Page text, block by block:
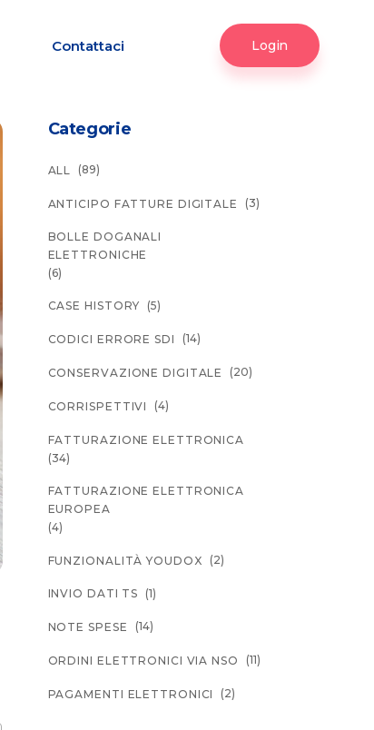
Contattaci Login
Categorie
ALL (89)
ANTICIPO FATTURE DIGITALE (3)
BOLLE DOGANALI
ELETTRONICHE
(6)
CASE HISTORY (5)
CODICI ERRORE SDI (14)
CONSERVAZIONE DIGITALE (20)
CORRISPETTIVI (4)
FATTURAZIONE ELETTRONICA
(34)
FATTURAZIONE ELETTRONICA
EUROPEA
(4)
FUNZIONALITÀ YOUDOX (2)
INVIO DATI TS (1)
NOTE SPESE (14)
ORDINI ELETTRONICI VIA NSO (11)
PAGAMENTI ELETTRONICI (2)